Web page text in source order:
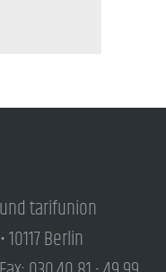
tarifunion
Berlin